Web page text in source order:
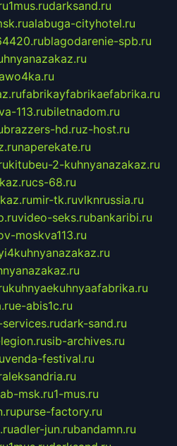
1mus.rudarksand.ru
alabuga-cityhotel.ru
blagodarenie-spb.ru
fabrikayfabrikaefabrika.ru
113.rubiletnadom.ru
brazzers-hd.ruz-host.ru
naperekate.ru
kitubeu-2-kuhnyanazakaz.ru
cs-68.ru
mir-tk.ruvlknrussia.ru
video-seks.rubankaribi.ru
moskva113.ru
kuhnyaekuhnyaafabrika.ru
e-abis1c.ru
dark-sand.ru
sib-archives.ru
venda-festival.ru
msk.ru1-mus.ru
purse-factory.ru
adler-jun.rubandamn.ru